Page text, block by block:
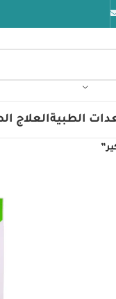
الطبيةالعلاج